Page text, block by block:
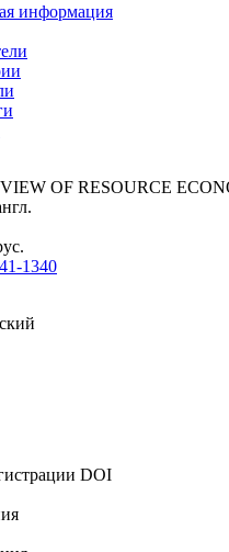
информация
OF RESOURCE
1340
DOI